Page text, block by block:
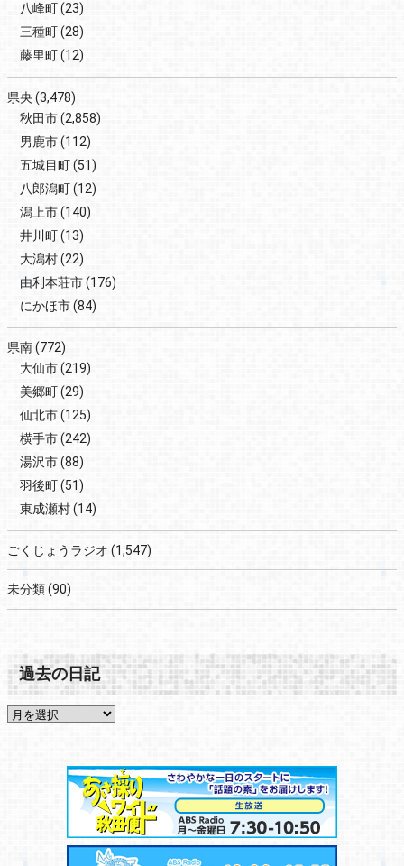
八峰町(23)
三種町(28)
藤里町(12)
県央(3,478)
秋田市(2,858)
男鹿市(112)
五城目町(51)
八郎潟町(12)
潟上市(140)
井川町(13)
大潟村(22)
由利本荘市(176)
にかほ市(84)
県南(772)
大仙市(219)
美郷町(29)
仙北市(125)
横手市(242)
湯沢市(88)
羽後町(51)
東成瀬村(14)
ごくじょうラジオ (1,547)
未分類(90)
過去の日記